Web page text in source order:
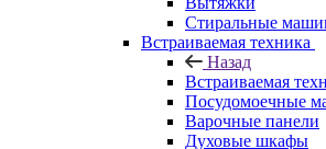
Стиральные
Встраиваемая техника
Назад
Встраиваемая
Посудомоечные
Варочные панели
Духовые шкафы